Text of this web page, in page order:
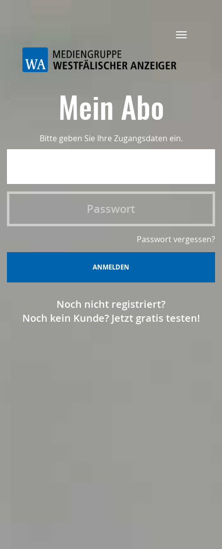
Navigation
Mein Abo
Bitte geben Sie Ihre Zugangsdaten ein.
Passwort vergessen?
ANMELDEN
Noch nicht registriert?
Noch kein Kunde? Jetzt gratis testen!